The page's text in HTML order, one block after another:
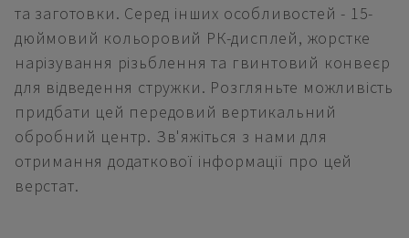
та заготовки. Серед інших особливостей - 15-
дюймовий кольоровий РК-дисплей, жорстке
нарізування різьблення та гвинтовий конвеєр
для відведення стружки. Розгляньте можливість
придбати цей передовий вертикальний
обробний центр. Зв'яжіться з нами для
отримання додаткової інформації про цей
верстат.